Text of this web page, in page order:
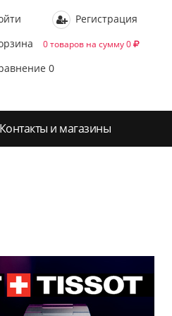
Регистрация
0 товаров на сумму 0
0
Контакты и магазины